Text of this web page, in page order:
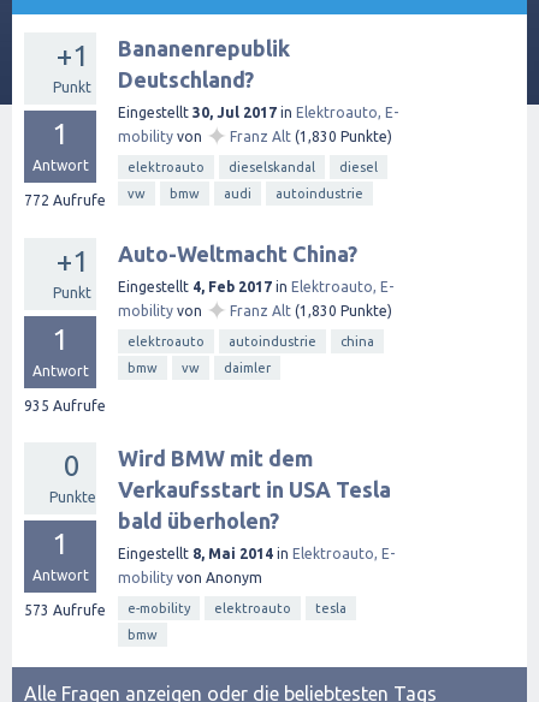
+1
Punkt
1
Antwort
772 Aufrufe
Bananenrepublik
Deutschland?
Eingestellt 30, Jul 2017 in Elektroauto, E-
mobility von ✦ Franz Alt (1,830 Punkte)
elektroauto dieselskandal
diesel
vw
bmw audi autoindustrie
+1
Punkt
1
Antwort
935 Aufrufe
Auto-Weltmacht China?
Eingestellt 4, Feb 2017 in Elektroauto, E-
mobility von ✦ Franz Alt (1,830 Punkte)
elektroauto autoindustrie
china
bmw
vw daimler
0
Punkte
1
Antwort
573 Aufrufe
Wird BMW mit dem
Verkaufsstart in USA Tesla
bald überholen?
Eingestellt 8, Mai 2014 in Elektroauto, E-
mobility von Anonym
e-mobility elektroauto
tesla
bmw
Alle Fragen anzeigen oder die beliebtesten Tags